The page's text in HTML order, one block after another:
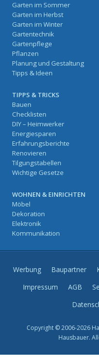
Garten im Sommer
Garten im Herbst
Garten im Winter
Gartentechnik
Gartenpflege
Pflanzen
Planung und Gestaltung
Tipps & Ideen
TIPPS & TRICKS
Bauen
Checklisten
DIY – Heimwerker
Energiesparen
Erfahrungsberichte
Renovieren
Tilgungstabellen
Wichtige Gesetze
WOHNEN & EINRICHTEN
Möbel
Dekoration
Elektronik
Kommunikation
Werbung Baupartner
Impressum
AGB
Copyright © 2006-2026
Hausbauer.